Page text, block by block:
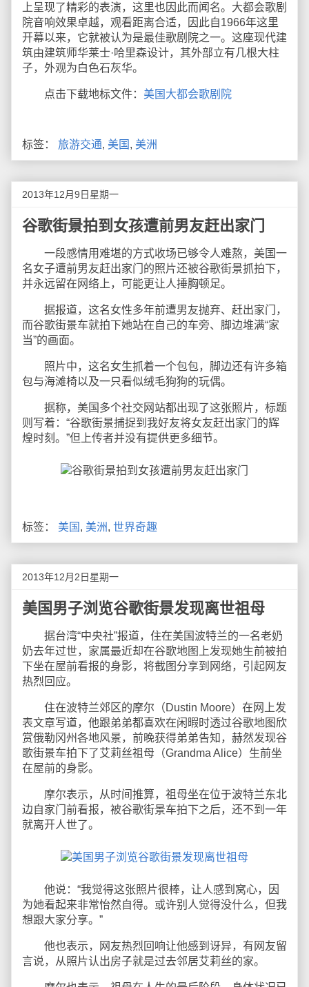
上呈现了精彩的表演，这里也因此而闻名。大都会歌剧
院音响效果卓越，观看距离合适，因此自1966年这里
开幕以来，它就被认为是最佳歌剧院之一。这座现代建
筑由建筑师华莱士·哈里森设计，其外部立有几根大柱
子，外观为白色石灰华。
点击下载地标文件： 美国大都会歌剧院
标签： 旅游交通, 美国 , 美洲
2013年12月9日星期一
谷歌街景拍到女孩遭前男友赶出家门
一段感情用难堪的方式收场已够令人难熬，美国一
名女子遭前男友赶出家门的照片还被谷歌街景抓拍下，
并永远留在网络上，可能更让人捶胸顿足。
据报道，这名女性多年前遭男友抛弃、赶出家门，
而谷歌街景车就拍下她站在自己的车旁、脚边堆满“家
当”的画面。
照片中，这名女生抓着一个包包，脚边还有许多箱
包与海滩椅以及一只看似绒毛狗狗的玩偶。
据称，美国多个社交网站都出现了这张照片，标题
则写着：“谷歌街景捕捉到我好友将女友赶出家门的辉
煌时刻。”但上传者并没有提供更多细节。
标签： 美国 , 美洲, 世界奇趣
2013年12月2日星期一
美国男子浏览谷歌街景发现离世祖母
据台湾“中央社”报道，住在美国波特兰的一名老奶
奶去年过世，家属最近却在谷歌地图上发现她生前被拍
下坐在屋前看报的身影，将截图分享到网络，引起网友
热烈回应。
住在波特兰郊区的摩尔（Dustin Moore）在网上发
表文章写道，他跟弟弟都喜欢在闲暇时透过谷歌地图欣
赏俄勒冈州各地风景，前晚获得弟弟告知，赫然发现谷
歌街景车拍下了艾莉丝祖母（Grandma Alice）生前坐
在屋前的身影。
摩尔表示，从时间推算，祖母坐在位于波特兰东北
边自家门前看报，被谷歌街景车拍下之后，还不到一年
就离开人世了。
他说：“我觉得这张照片很棒，让人感到窝心，因
为她看起来非常怡然自得。或许别人觉得没什么，但我
想跟大家分享。”
他也表示，网友热烈回响让他感到讶异，有网友留
言说，从照片认出房子就是过去邻居艾莉丝的家。